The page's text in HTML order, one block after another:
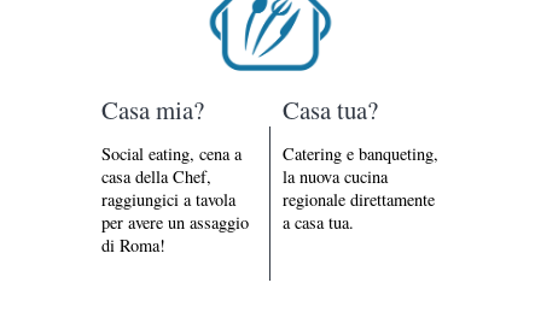
Casa mia?
Social eating, cena a
casa della Chef,
raggiungici a tavola
per avere un assaggio
di Roma!
Casa tua?
Catering e banqueting,
la nuova cucina
regionale direttamente
a casa tua.